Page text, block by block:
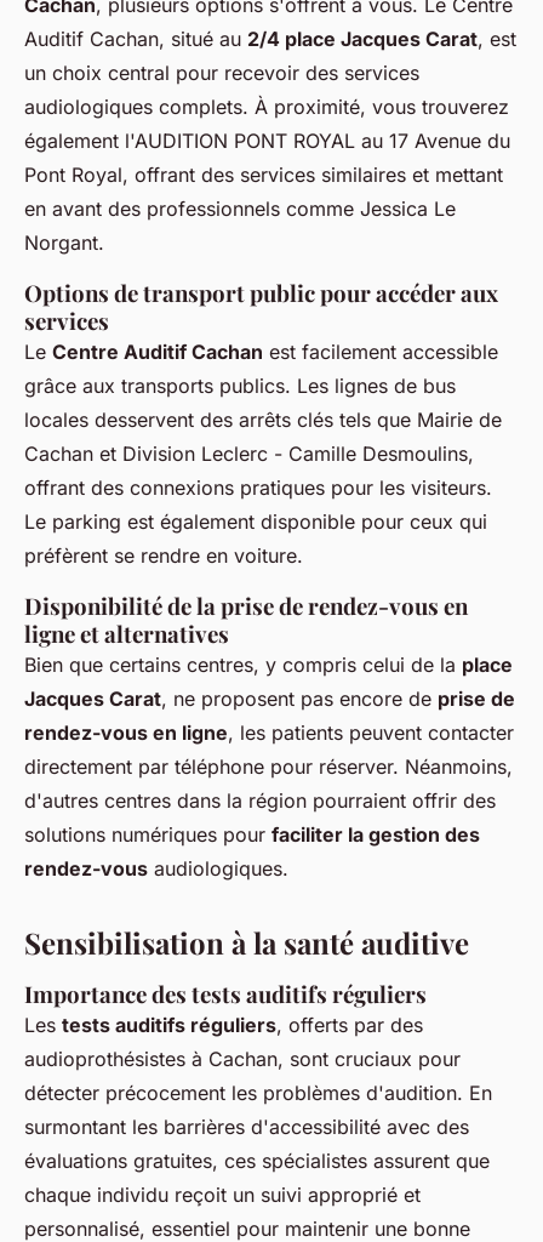
Cachan, plusieurs options s'offrent à vous. Le Centre
Auditif Cachan, situé au 2/4 place Jacques Carat, est
un choix central pour recevoir des services
audiologiques complets. À proximité, vous trouverez
également l'AUDITION PONT ROYAL au 17 Avenue du
Pont Royal, offrant des services similaires et mettant
en avant des professionnels comme Jessica Le
Norgant.
Options de transport public pour accéder aux
services
Le Centre Auditif Cachan est facilement accessible
grâce aux transports publics. Les lignes de bus
locales desservent des arrêts clés tels que Mairie de
Cachan et Division Leclerc - Camille Desmoulins,
offrant des connexions pratiques pour les visiteurs.
Le parking est également disponible pour ceux qui
préfèrent se rendre en voiture.
Disponibilité de la prise de rendez-vous en
ligne et alternatives
Bien que certains centres, y compris celui de la place
Jacques Carat, ne proposent pas encore de prise de
rendez-vous en ligne, les patients peuvent contacter
directement par téléphone pour réserver. Néanmoins,
d'autres centres dans la région pourraient offrir des
solutions numériques pour faciliter la gestion des
rendez-vous audiologiques.
Sensibilisation à la santé auditive
Importance des tests auditifs réguliers
Les tests auditifs réguliers, offerts par des
audioprothésistes à Cachan, sont cruciaux pour
détecter précocement les problèmes d'audition. En
surmontant les barrières d'accessibilité avec des
évaluations gratuites, ces spécialistes assurent que
chaque individu reçoit un suivi approprié et
personnalisé, essentiel pour maintenir une bonne